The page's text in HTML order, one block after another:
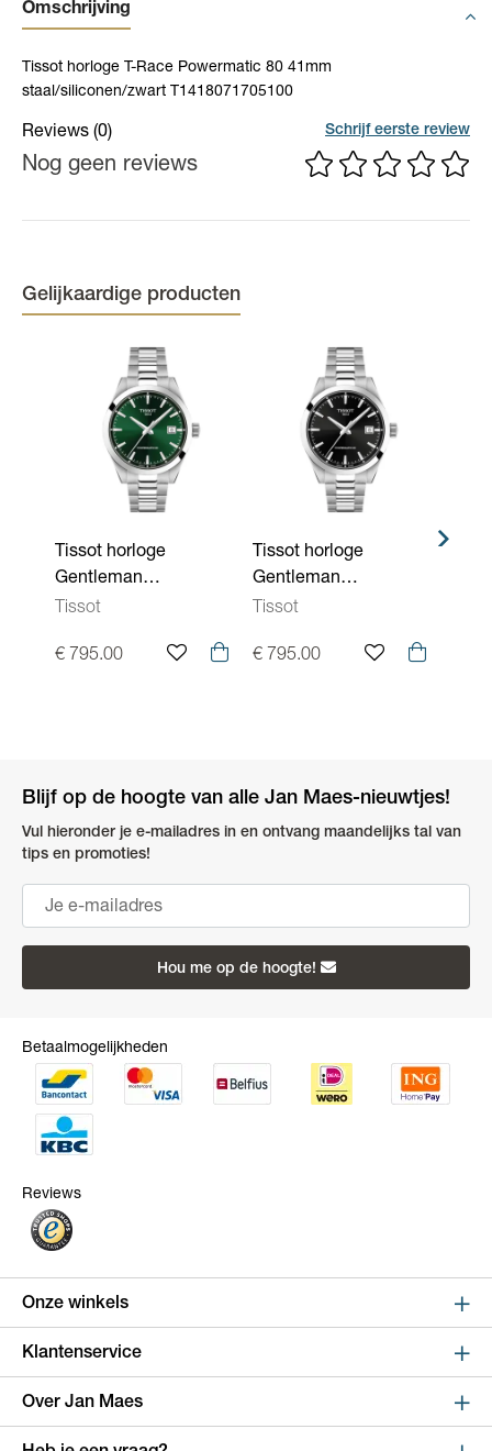
Omschrijving
Tissot horloge T-Race Powermatic 80 41mm
staal/siliconen/zwart T1418071705100
Reviews (0) Schrijf eerste review
Nog geen reviews
Gelijkaardige producten
Tissot horloge
Gentleman
Powermatic 80
Tissot
€ 795.00
Tissot horloge
Gentleman
Powermatic 80
Tissot
€ 795.00
Blijf op de hoogte van alle Jan Maes-nieuwtjes!
Vul hieronder je e-mailadres in en ontvang maandelijks tal van
tips en promoties!
Hou me op de hoogte!
Betaalmogelijkheden
Reviews
Onze winkels
Sint Niklaas
Kapelstraat 100, shop 123
9100 Sint-Niklaas
Klantenservice
Online bestellen en betalen
Over Jan Maes
Over Jan Maes